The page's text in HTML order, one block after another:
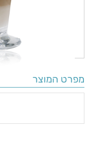
מפרט המוצר